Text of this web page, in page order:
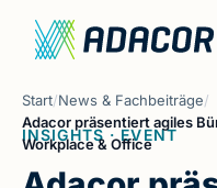
Start/News & Fachbeiträge/
Adacor präsentiert agiles
Workplace & Office
INSIGHTS · EVENT